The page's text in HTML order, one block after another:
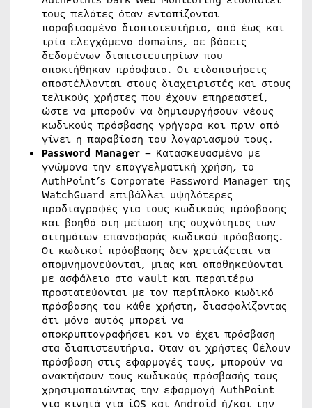
τους πελάτες όταν εντοπίζονται
παραβιασμένα διαπιστευτήρια, από έως και
τρία ελεγχόμενα domains, σε βάσεις
δεδομένων διαπιστευτηρίων που
αποκτήθηκαν πρόσφατα. Οι ειδοποιήσεις
αποστέλλονται στους διαχειριστές και στους
τελικούς χρήστες που έχουν επηρεαστεί,
ώστε να μπορούν να δημιουργήσουν νέους
κωδικούς πρόσβασης γρήγορα και πριν από
γίνει η παραβίαση του λογαριασμού τους.
Password Manager – Κατασκευασμένο με
γνώμονα την επαγγελματική χρήση, το
AuthPoint’s Corporate Password Manager της
WatchGuard επιβάλλει υψηλότερες
προδιαγραφές για τους κωδικούς πρόσβασης
και βοηθά στη μείωση της συχνότητας των
αιτημάτων επαναφοράς κωδικού πρόσβασης.
Οι κωδικοί πρόσβασης δεν χρειάζεται να
απομνημονεύονται, μιας και αποθηκεύονται
με ασφάλεια στο vault και περαιτέρω
προστατεύονται με τον περίπλοκο κωδικό
πρόσβασης του κάθε χρήστη, διασφαλίζοντας
ότι μόνο αυτός μπορεί να
αποκρυπτογραφήσει και να έχει πρόσβαση
στα διαπιστευτήρια. Όταν οι χρήστες θέλουν
πρόσβαση στις εφαρμογές τους, μπορούν να
ανακτήσουν τους κωδικούς πρόσβασής τους
χρησιμοποιώντας την εφαρμογή AuthPoint
για κινητά για iOS και Android ή/και την